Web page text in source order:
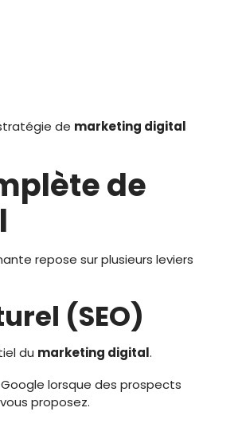
de marketing digital
de
repose sur plusieurs leviers
(SEO)
du marketing digital.
lorsque des prospects
proposez.